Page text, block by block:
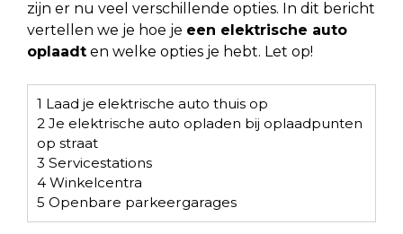
zijn er nu veel verschillende opties. In dit bericht
vertellen we je hoe je een elektrische auto
oplaadt en welke opties je hebt. Let op!
1 Laad je elektrische auto thuis op
2 Je elektrische auto opladen bij oplaadpunten
op straat
3 Servicestations
4 Winkelcentra
5 Openbare parkeergarages